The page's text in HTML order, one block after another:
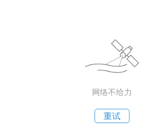
网络不给力
重试